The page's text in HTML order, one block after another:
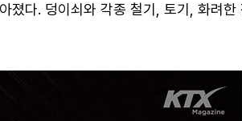
졌다. 덩이쇠와 각종 철기, 토기, 화려한